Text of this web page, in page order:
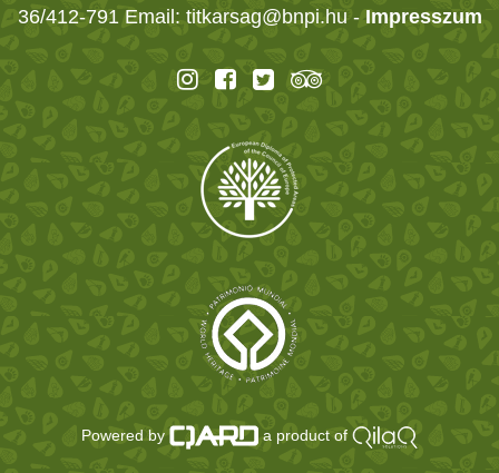
36/412-791 Email: titkarsag@bnpi.hu - Impresszum
Powered by a product of